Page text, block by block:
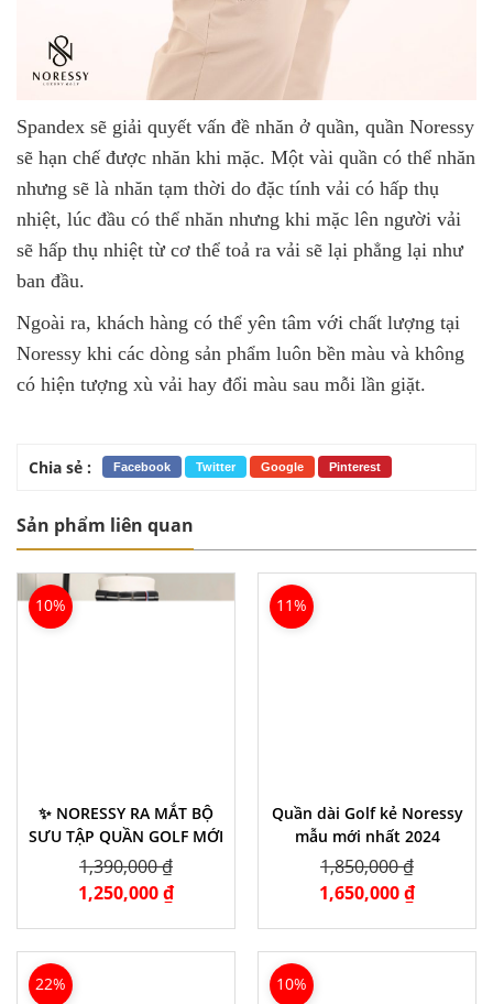
Spandex sẽ giải quyết vấn đề nhăn ở quần, quần Noressy
sẽ hạn chế được nhăn khi mặc. Một vài quần có thể nhăn
nhưng sẽ là nhăn tạm thời do đặc tính vải có hấp thụ
nhiệt, lúc đầu có thể nhăn nhưng khi mặc lên người vải
sẽ hấp thụ nhiệt từ cơ thể toả ra vải sẽ lại phẳng lại như
ban đầu.
Ngoài ra, khách hàng có thể yên tâm với chất lượng tại
Noressy khi các dòng sản phẩm luôn bền màu và không
có hiện tượng xù vải hay đổi màu sau mỗi lần giặt.
Chia sẻ : Facebook Twitter Google Pinterest
Sản phẩm liên quan
10%
✨ NORESSY RA MẮT BỘ
SƯU TẬP QUẦN GOLF MỚI
1,390,000 ₫
1,250,000 ₫
11%
Quần dài Golf kẻ Noressy
mẫu mới nhất 2024
1,850,000 ₫
1,650,000 ₫
22% 10%